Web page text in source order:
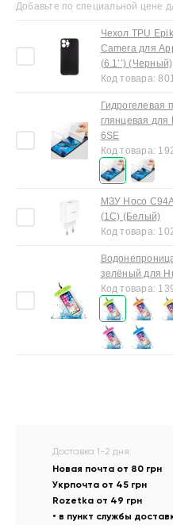
Добавьте по специальной цене
Чехол TPU
Camera для
(6.1’’) (Черный)
Код товара:
Гидрогелевая
глянцевая
6SE
Код товара:
МЗУ Hoco
(1C) (Белый)
Код товара:
зелёный для
Код товара:
Доставка 1-2 дня:
Новая почта от 80 грн
Укрпочта от 45 грн
Rozetka от 49 грн
• в пункт службы